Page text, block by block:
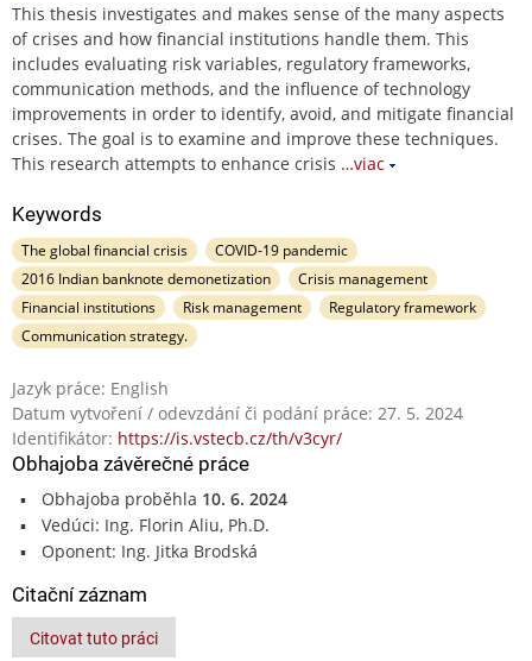
This thesis investigates and makes sense of the many aspects
of crises and how financial institutions handle them. This
includes evaluating risk variables, regulatory frameworks,
communication methods, and the influence of technology
improvements in order to identify, avoid, and mitigate financial
crises. The goal is to examine and improve these techniques.
This research attempts to enhance crisis …viac
Keywords
The global financial crisis
COVID-19 pandemic
2016 Indian banknote demonetization
Crisis management
Financial institutions
Risk management
Regulatory framework
Communication strategy.
Jazyk práce: English
Datum vytvoření / odevzdání či podání práce: 27. 5. 2024
Identifikátor: https://is.vstecb.cz/th/v3cyr/
Obhajoba závěrečné práce
Obhajoba proběhla 10. 6. 2024
Vedúci: Ing. Florin Aliu, Ph.D.
Oponent: Ing. Jitka Brodská
Citační záznam
Citovat tuto práci